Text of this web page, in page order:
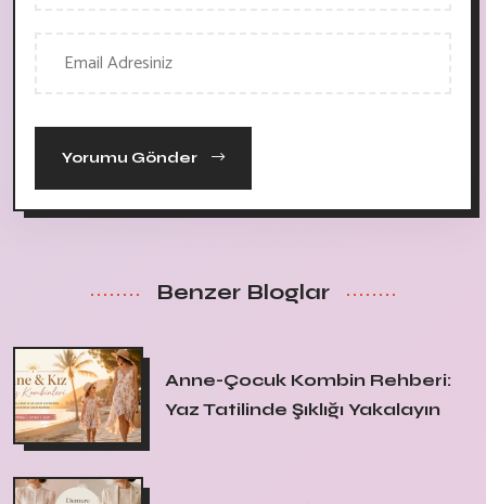
Yorumu Gönder
Benzer Bloglar
Anne-Çocuk Kombin Rehberi:
Yaz Tatilinde Şıklığı Yakalayın